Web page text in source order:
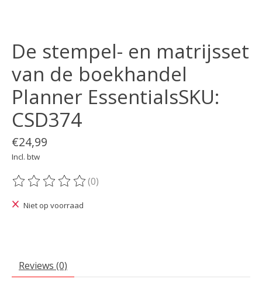
De stempel- en matrijsset
van de boekhandel
Planner EssentialsSKU:
CSD374
€24,99
Incl. btw
De beoordeling van dit product is
(0)
Niet op voorraad
Reviews (0)